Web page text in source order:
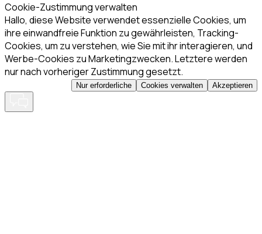
Cookie-Zustimmung verwalten
Hallo, diese Website verwendet essenzielle Cookies, um
ihre einwandfreie Funktion zu gewährleisten, Tracking-
Cookies, um zu verstehen, wie Sie mit ihr interagieren, und
Werbe-Cookies zu Marketingzwecken. Letztere werden
nur nach vorheriger Zustimmung gesetzt.
Nur erforderliche Cookies verwalten Akzeptieren